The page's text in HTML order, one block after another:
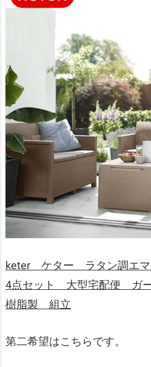
keter ケター ラタン調エマ
4点セット 大型宅配便 ガ
樹脂製 組立
第二希望はこちらです。